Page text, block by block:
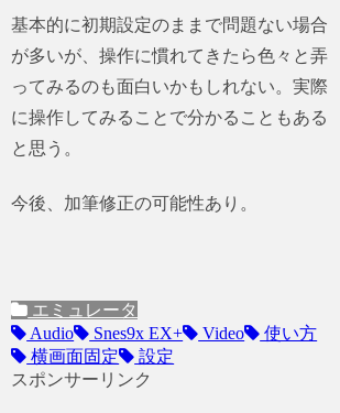
基本的に初期設定のままで問題ない場合
が多いが、操作に慣れてきたら色々と弄
ってみるのも面白いかもしれない。実際
に操作してみることで分かることもある
と思う。
今後、加筆修正の可能性あり。
エミュレータ
Audio
Snes9x EX+ Video
使い方
横画面固定
設定
スポンサーリンク